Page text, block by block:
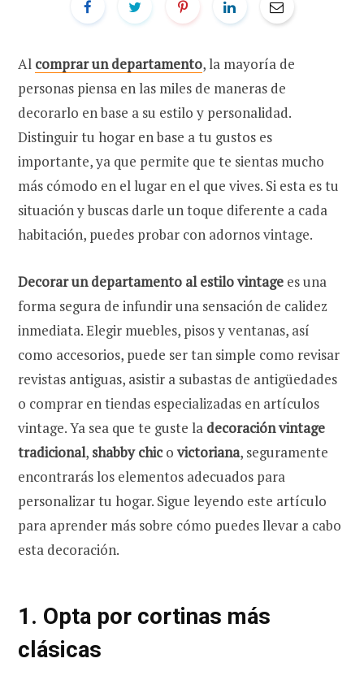
Al comprar un departamento, la mayoría de
personas piensa en las miles de maneras de
decorarlo en base a su estilo y personalidad.
Distinguir tu hogar en base a tu gustos es
importante, ya que permite que te sientas mucho
más cómodo en el lugar en el que vives. Si esta es tu
situación y buscas darle un toque diferente a cada
habitación, puedes probar con adornos vintage.
Decorar un departamento al estilo vintage es una
forma segura de infundir una sensación de calidez
inmediata. Elegir muebles, pisos y ventanas, así
como accesorios, puede ser tan simple como revisar
revistas antiguas, asistir a subastas de antigüedades
o comprar en tiendas especializadas en artículos
vintage. Ya sea que te guste la decoración vintage
tradicional, shabby chico victoriana, seguramente
encontrarás los elementos adecuados para
personalizar tu hogar. Sigue leyendo este artículo
para aprender más sobre cómo puedes llevar a cabo
esta decoración.
1. Opta por cortinas más
clásicas